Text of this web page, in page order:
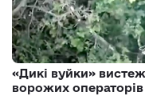
«Дикі вуйки»
ворожих